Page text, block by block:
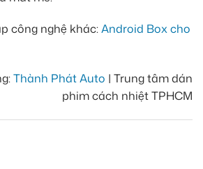
công nghệ khác:Android Box cho
Thành Phát Auto | Trung tâm dán
phim cách nhiệt TPHCM